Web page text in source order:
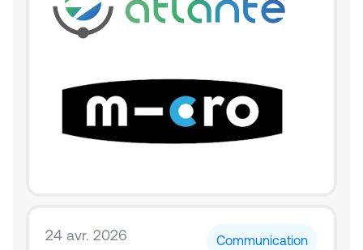
24 avr. 2026 Communication